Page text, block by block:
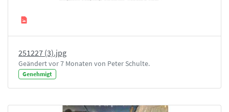
251227 (3).jpg
Geändert vor 7 Monaten von Peter Schulte.
Genehmigt